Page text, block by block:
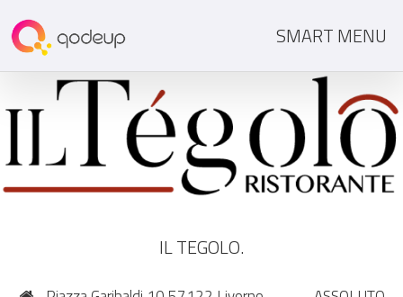
SMART MENU
IL TEGOLO.